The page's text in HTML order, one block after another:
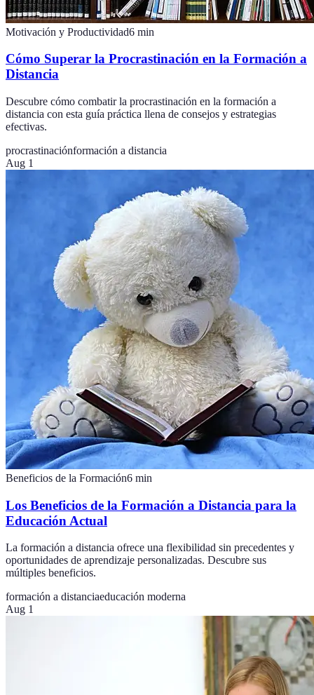
Motivación y Productividad6 min
Cómo Superar la Procrastinación en la Formación a
Distancia
Descubre cómo combatir la procrastinación en la formación a
distancia con esta guía práctica llena de consejos y estrategias
efectivas.
procrastinaciónformación a distancia
Aug 1
Beneficios de la Formación6 min
Los Beneficios de la Formación a Distancia para la
Educación Actual
La formación a distancia ofrece una flexibilidad sin precedentes y
oportunidades de aprendizaje personalizadas. Descubre sus
múltiples beneficios.
formación a distanciaeducación moderna
Aug 1